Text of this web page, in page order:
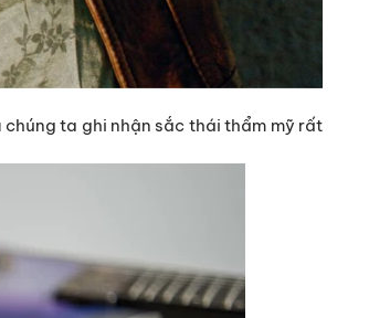
ta ghi nhận sắc thái thẩm mỹ rất